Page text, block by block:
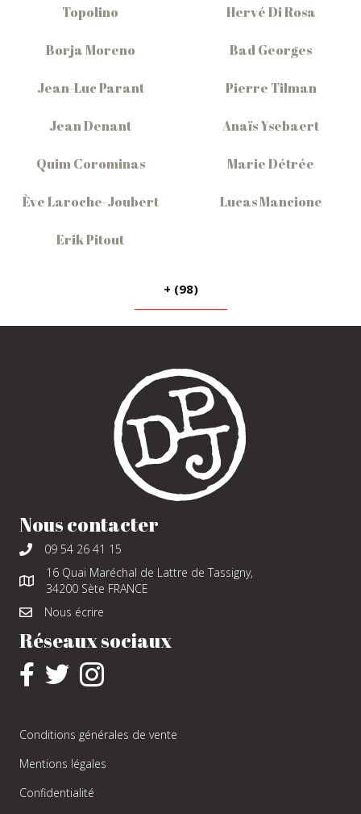
Topolino Hervé Di Rosa
Borja Moreno Bad Georges
Jean-Luc Parant Pierre Tilman
Jean Denant Anaïs Ysebaert
Quim Corominas Marie Détrée
Ève Laroche-Joubert Lucas Mancione
Erik Pitout
+ (98)
Nous contacter
09 54 26 41 15
16 Quai Maréchal de Lattre de Tassigny,
34200 Sète FRANCE
Nous écrire
Réseaux sociaux
Conditions générales de vente
Mentions légales
Confidentialité